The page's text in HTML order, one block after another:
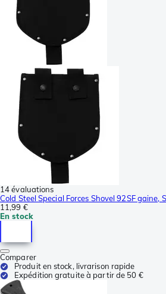
14 évaluations
Cold Steel Special Forces Shovel 92SF gaine,
11,99 €
En stock
Comparer
Produit en stock, livrarison rapide
Expédition gratuite à partir de 50 €